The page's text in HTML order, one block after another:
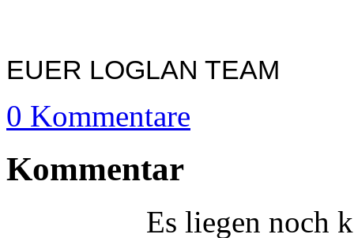
EUER LOGLAN TEAM
0 Kommentare
Kommentar
Es liegen noch